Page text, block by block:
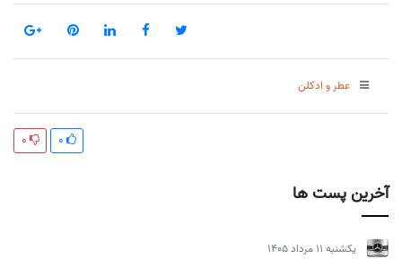
آخرین پست ها
يكشنبه 11 مرداد 1405
عطر و ادکلن